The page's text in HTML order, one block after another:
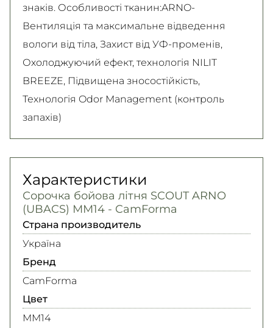
знаків. Особливості тканин:ARNO-
Вентиляція та максимальне відведення
вологи від тіла, Захист від УФ-променів,
Охолоджуючий ефект, технологія NILIT
BREEZE, Підвищена зносостійкість,
Технологія Odor Management (контроль
запахів)
Характеристики
Сорочка бойова літня SCOUT ARNO
(UBACS) ММ14 - CamForma
Страна производитель
Україна
Бренд
CamForma
Цвет
MM14